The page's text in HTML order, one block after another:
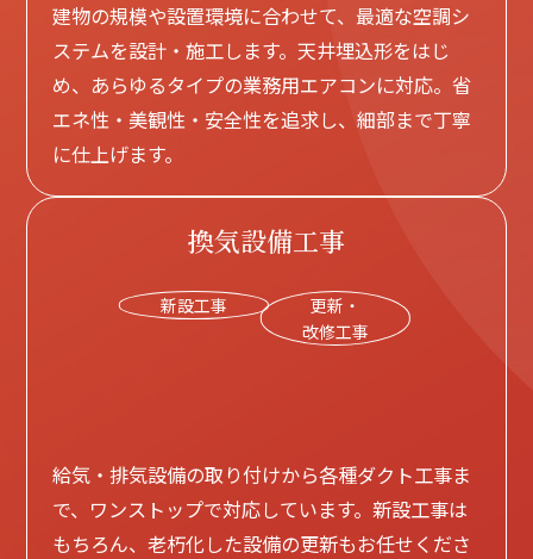
建物の規模や設置環境に合わせて、最適な空調シ
ステムを設計・施工します。天井埋込形をはじ
め、あらゆるタイプの業務用エアコンに対応。省
エネ性・美観性・安全性を追求し、細部まで丁寧
に仕上げます。
換気設備工事
新設工事
更新・
改修工事
給気・排気設備の取り付けから各種ダクト工事ま
で、ワンストップで対応しています。新設工事は
もちろん、老朽化した設備の更新もお任せくださ